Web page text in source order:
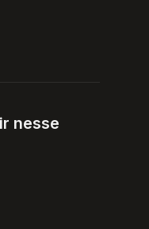
nesse